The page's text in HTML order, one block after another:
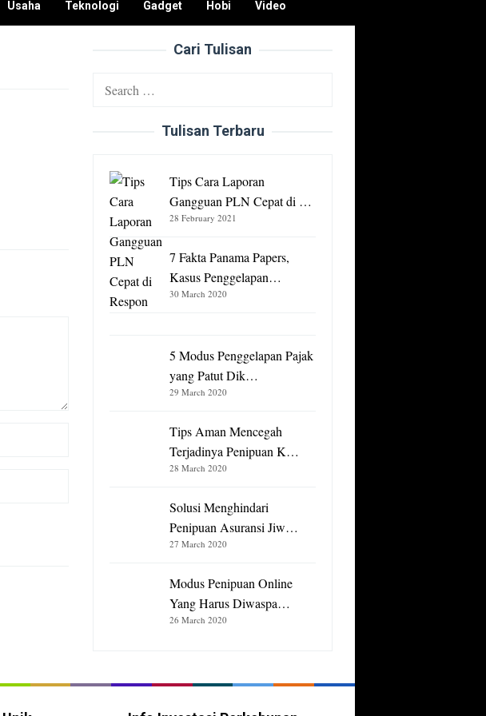
Usaha Teknologi Gadget Hobi Video
Cari Tulisan
Search
Tulisan Terbaru
Tips Cara Laporan
Gangguan PLN Cepat di …
28 February 2021
7 Fakta Panama Papers,
Kasus Penggelapan…
30 March 2020
5 Modus Penggelapan Pajak
yang Patut Dik…
29 March 2020
Tips Aman Mencegah
Terjadinya Penipuan K…
28 March 2020
Solusi Menghindari
Penipuan Asuransi Jiw…
27 March 2020
Modus Penipuan Online
Yang Harus Diwaspa…
26 March 2020